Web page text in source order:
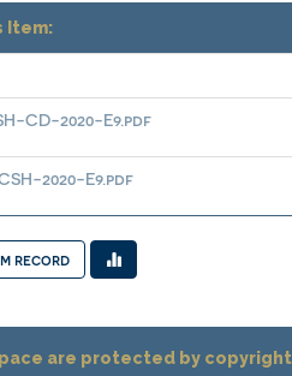
Item:
CD-2020-E9.pdf
2020-E9.pdf
record
are protected by